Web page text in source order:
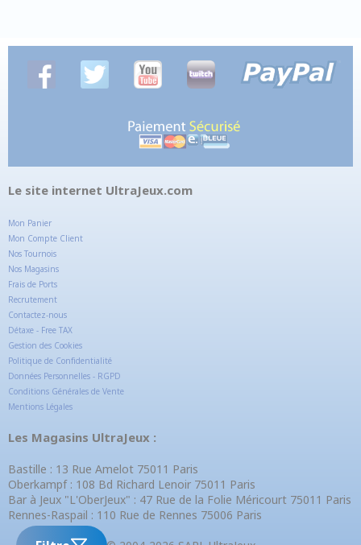
Le site internet UltraJeux.com
Mon Panier
Mon Compte Client
Nos Tournois
Nos Magasins
Frais de Ports
Recrutement
Contactez-nous
Détaxe - Free TAX
Gestion des Cookies
Politique de Confidentialité
Données Personnelles - RGPD
Conditions Générales de Vente
Mentions Légales
Les Magasins UltraJeux :
Bastille : 13 Rue Amelot 75011 Paris
Oberkampf : 108 Bd Richard Lenoir 75011 Paris
Bar à Jeux "L'OberJeux" : 47 Rue de la Folie Méricourt 75011 Paris
Rennes-Raspail : 110 Rue de Rennes 75006 Paris